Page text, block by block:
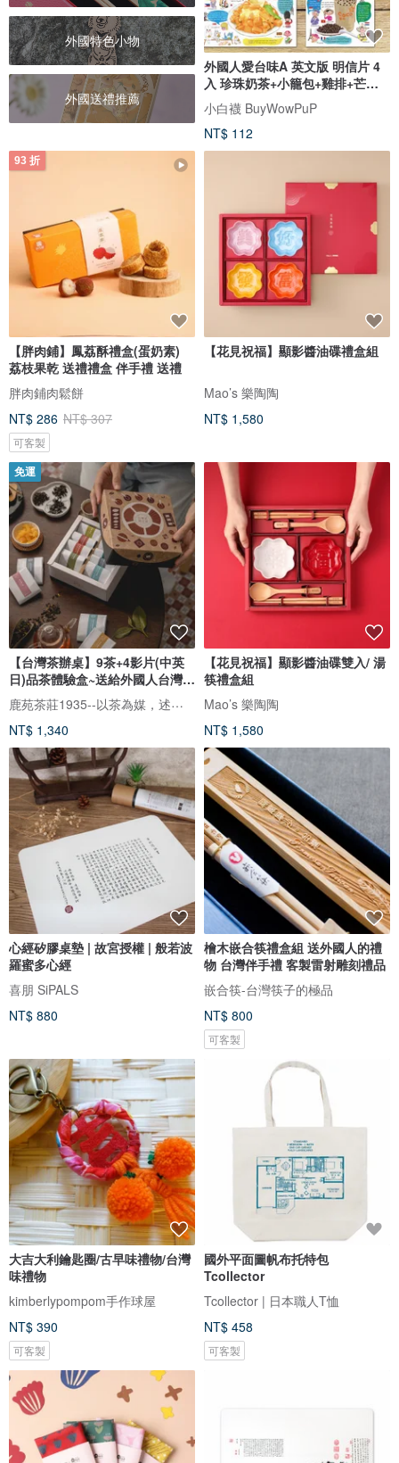
外國特色小物
外國送禮推薦
外國人愛台味A 英文版 明信片 4
入 珍珠奶茶+小籠包+雞排+芒果
冰
小白襪 BuyWowPuP
NT$ 112
93 折
【胖肉鋪】鳳荔酥禮盒(蛋奶素)
荔枝果乾 送禮禮盒 伴手禮 送禮
胖肉鋪肉鬆餅
NT$ 286 NT$ 307
可客製
【花見祝福】顯影醬油碟禮盒組
Mao’s 樂陶陶
NT$ 1,580
免運
【台灣茶辦桌】9茶+4影片(中英
日)品茶體驗盒~送給外國人台灣伴
手
鹿苑茶莊1935--以茶為媒，述說台灣島嶼的故事與溫暖
NT$ 1,340
【花見祝福】顯影醬油碟雙入/ 湯
筷禮盒組
Mao’s 樂陶陶
NT$ 1,580
心經矽膠桌墊 | 故宮授權 | 般若波
羅蜜多心經
喜朋 SiPALS
NT$ 880
檜木嵌合筷禮盒組 送外國人的禮
物 台灣伴手禮 客製雷射雕刻禮品
嵌合筷-台灣筷子的極品
NT$ 800
可客製
大吉大利鑰匙圈/古早味禮物/台灣
味禮物
kimberlypompom手作球屋
NT$ 390
可客製
國外平面圖帆布托特包
Tcollector
Tcollector | 日本職人T恤
NT$ 458
可客製